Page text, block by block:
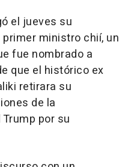
el jueves su
ministro chií, un
fue nombrado a
que el histórico ex
retirara su
de la
por su